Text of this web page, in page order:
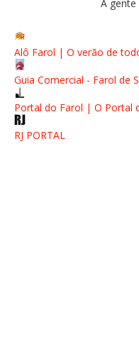
A gente
Alô Farol | O verão de
Guia Comercial - Farol de
Portal do Farol | O Portal
RJ PORTAL